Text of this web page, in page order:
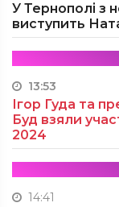
У Тернополі з
виступить
13:53
Ігор Гуда та
Буд взяли
2024
14:41